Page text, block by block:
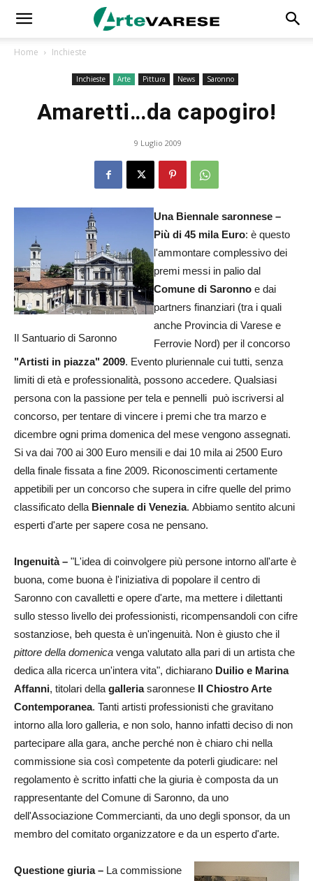
Home Inchieste
Inchieste Arte Pittura News Saronno
Amaretti…da capogiro!
9 Luglio 2009
Il Santuario di Saronno
Una Biennale saronnese –
Più di 45 mila Euro: è questo
l'ammontare complessivo dei
premi messi in palio dal
Comune di Saronno e dai
partners finanziari (tra i quali
anche Provincia di Varese e
Ferrovie Nord) per il concorso
"Artisti in piazza" 2009. Evento pluriennale cui tutti, senza
limiti di età e professionalità, possono accedere. Qualsiasi
persona con la passione per tela e pennelli può iscriversi al
concorso, per tentare di vincere i premi che tra marzo e
dicembre ogni prima domenica del mese vengono assegnati.
Si va dai 700 ai 300 Euro mensili e dai 10 mila ai 2500 Euro
della finale fissata a fine 2009. Riconoscimenti certamente
appetibili per un concorso che supera in cifre quelle del primo
classificato della Biennale di Venezia. Abbiamo sentito alcuni
esperti d'arte per sapere cosa ne pensano.
Ingenuità – "L'idea di coinvolgere più persone intorno all'arte è
buona, come buona è l'iniziativa di popolare il centro di
Saronno con cavalletti e opere d'arte, ma mettere i dilettanti
sullo stesso livello dei professionisti, ricompensandoli con cifre
sostanziose, beh questa è un'ingenuità. Non è giusto che il
pittore della domenica venga valutato alla pari di un artista che
dedica alla ricerca un'intera vita", dichiarano Duilio e Marina
Affanni, titolari della galleriasaronnese Il Chiostro Arte
Contemporanea. Tanti artisti professionisti che gravitano
intorno alla loro galleria, e non solo, hanno infatti deciso di non
partecipare alla gara, anche perché non è chiaro chi nella
commissione sia così competente da poterli giudicare: nel
regolamento è scritto infatti che la giuria è composta da un
rappresentante del Comune di Saronno, da uno
dell'Associazione Commercianti, da uno degli sponsor, da un
membro del comitato organizzatore e da un esperto d'arte.
Questione giuria – La commissione